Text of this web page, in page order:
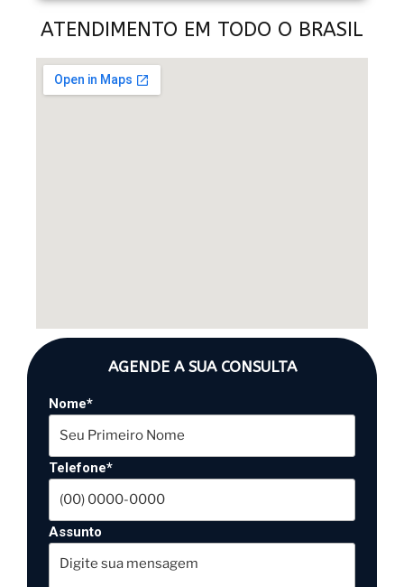
ATENDIMENTO EM TODO O BRASIL
AGENDE A SUA CONSULTA
Nome*
Telefone*
Assunto